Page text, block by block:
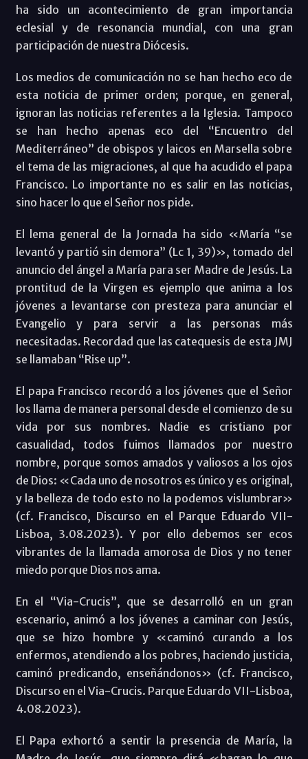
ha sido un acontecimiento de gran importancia
eclesial y de resonancia mundial, con una gran
participación de nuestra Diócesis.
Los medios de comunicación no se han hecho eco de
esta noticia de primer orden; porque, en general,
ignoran las noticias referentes a la Iglesia. Tampoco
se han hecho apenas eco del “Encuentro del
Mediterráneo” de obispos y laicos en Marsella sobre
el tema de las migraciones, al que ha acudido el papa
Francisco. Lo importante no es salir en las noticias,
sino hacer lo que el Señor nos pide.
El lema general de la Jornada ha sido «María “se
levantó y partió sin demora” (Lc 1, 39)», tomado del
anuncio del ángel a María para ser Madre de Jesús. La
prontitud de la Virgen es ejemplo que anima a los
jóvenes a levantarse con presteza para anunciar el
Evangelio y para servir a las personas más
necesitadas. Recordad que las catequesis de esta JMJ
se llamaban “Rise up”.
El papa Francisco recordó a los jóvenes que el Señor
los llama de manera personal desde el comienzo de su
vida por sus nombres. Nadie es cristiano por
casualidad, todos fuimos llamados por nuestro
nombre, porque somos amados y valiosos a los ojos
de Dios: «Cada uno de nosotros es único y es original,
y la belleza de todo esto no la podemos vislumbrar»
(cf. Francisco, Discurso en el Parque Eduardo VII-
Lisboa, 3.08.2023). Y por ello debemos ser ecos
vibrantes de la llamada amorosa de Dios y no tener
miedo porque Dios nos ama.
En el “Via-Crucis”, que se desarrolló en un gran
escenario, animó a los jóvenes a caminar con Jesús,
que se hizo hombre y «caminó curando a los
enfermos, atendiendo a los pobres, haciendo justicia,
caminó predicando, enseñándonos» (cf. Francisco,
Discurso en el Via-Crucis. Parque Eduardo VII-Lisboa,
4.08.2023).
El Papa exhortó a sentir la presencia de María, la